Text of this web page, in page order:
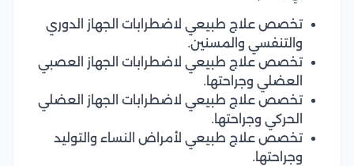
تخصص علاج طبيعي لاضطرابات الجهاز الدوري
والتنفسي والمسنين.
تخصص علاج طبيعي لاضطرابات الجهاز العصبي
العضلي وجراحتها.
تخصص علاج طبيعي لاضطرابات الجهاز العضلي
الحركي وجراحتها.
تخصص علاج طبيعي لأمراض النساء والتوليد
وجراحتها.